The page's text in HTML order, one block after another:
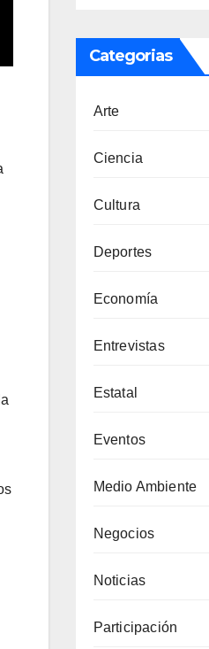
Categorias
Arte
Ciencia
Cultura
Deportes
Economía
Entrevistas
Estatal
Eventos
Medio Ambiente
Negocios
Noticias
Participación